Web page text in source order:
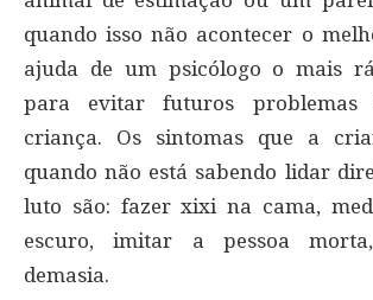
quando isso não acontecer o
ajuda de um psicólogo o mais
para evitar futuros
criança. Os sintomas que a
quando não está sabendo lidar
luto são: fazer xixi na cama,
escuro, imitar a pessoa
demasia.